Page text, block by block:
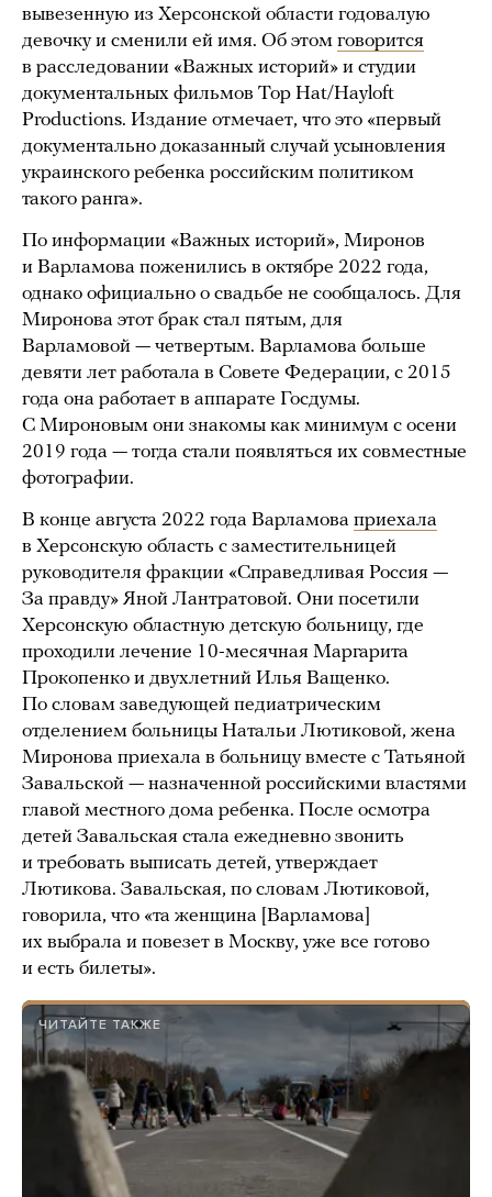
вывезенную из Херсонской области годовалую
девочку и сменили ей имя. Об этом говорится
в расследовании «Важных историй» и студии
документальных фильмов Top Hat/Hayloft
Productions. Издание отмечает, что это «первый
документально доказанный случай усыновления
украинского ребенка российским политиком
такого ранга».
По информации «Важных историй», Миронов
и Варламова поженились в октябре 2022 года,
однако официально о свадьбе не сообщалось. Для
Миронова этот брак стал пятым, для
Варламовой — четвертым. Варламова больше
девяти лет работала в Совете Федерации, с 2015
года она работает в аппарате Госдумы.
С Мироновым они знакомы как минимум с осени
2019 года — тогда стали появляться их совместные
фотографии.
В конце августа 2022 года Варламова приехала
в Херсонскую область с заместительницей
руководителя фракции «Справедливая Россия —
За правду» Яной Лантратовой. Они посетили
Херсонскую областную детскую больницу, где
проходили лечение 10-месячная Маргарита
Прокопенко и двухлетний Илья Ващенко.
По словам заведующей педиатрическим
отделением больницы Натальи Лютиковой, жена
Миронова приехала в больницу вместе с Татьяной
Завальской — назначенной российскими властями
главой местного дома ребенка. После осмотра
детей Завальская стала ежедневно звонить
и требовать выписать детей, утверждает
Лютикова. Завальская, по словам Лютиковой,
говорила, что «та женщина [Варламова]
их выбрала и повезет в Москву, уже все готово
и есть билеты».
ЧИТАЙТЕ ТАКЖЕ